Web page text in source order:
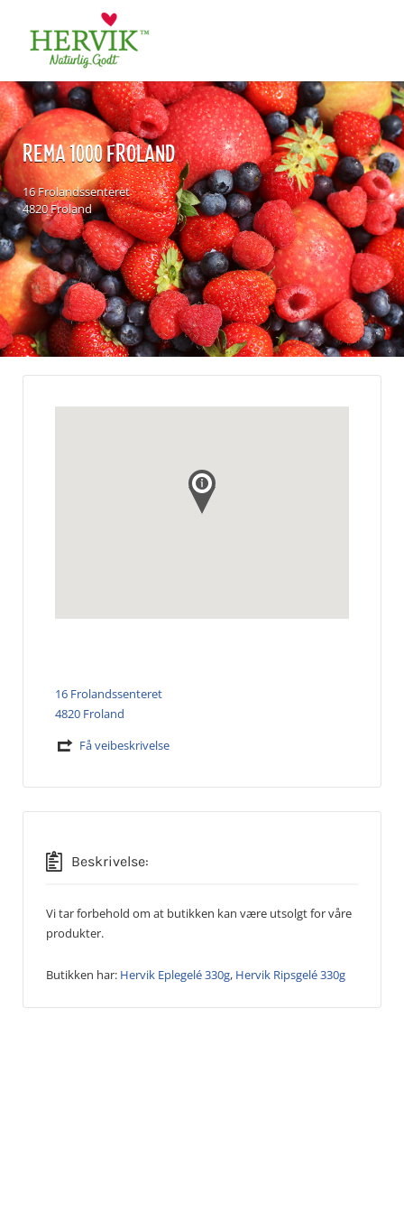
for:
REMA 1000 FROLAND
16 Frolandssenteret
4820 Froland
16 Frolandssenteret
4820 Froland
Få veibeskrivelse
Beskrivelse:
Vi tar forbehold om at butikken kan være utsolgt for våre
produkter.
Butikken har: Hervik Eplegelé 330g, Hervik Ripsgelé 330g